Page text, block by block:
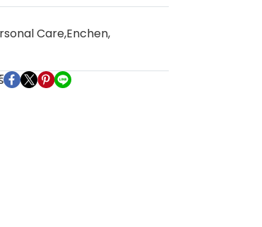
Care,Enchen,